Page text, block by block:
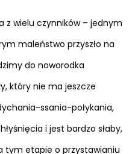
z wielu czynników – jednym
maleństwo przyszło na
do noworodka
który nie ma jeszcze
ssania-połykania,
i jest bardzo słaby,
tym etapie o przystawianiu